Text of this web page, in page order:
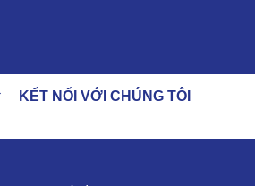
KẾT NỐI VỚI CHÚNG TÔI